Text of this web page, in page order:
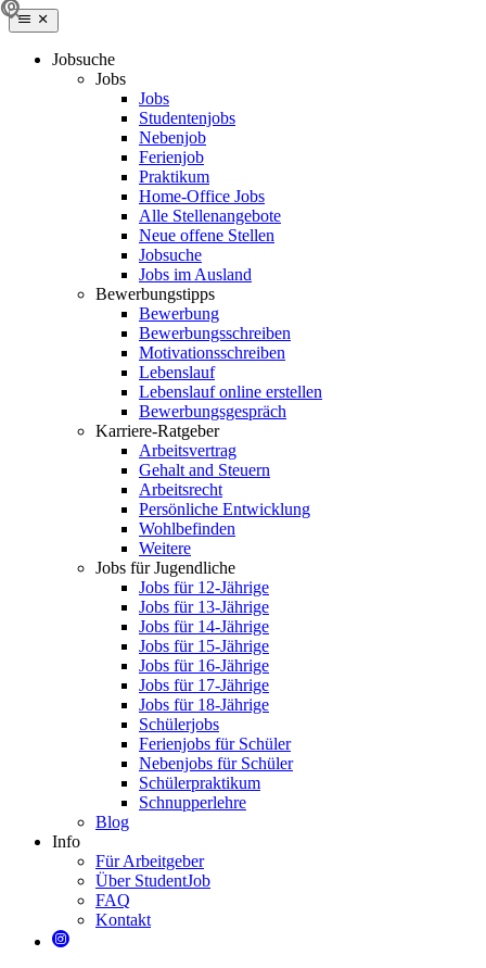
Jobsuche
Jobs
Jobs
Studentenjobs
Nebenjob
Ferienjob
Praktikum
Home-Office Jobs
Alle Stellenangebote
Neue offene Stellen
Jobsuche
Jobs im Ausland
Bewerbungstipps
Bewerbung
Bewerbungsschreiben
Motivationsschreiben
Lebenslauf
Lebenslauf online erstellen
Bewerbungsgespräch
Karriere-Ratgeber
Arbeitsvertrag
Gehalt and Steuern
Arbeitsrecht
Persönliche Entwicklung
Wohlbefinden
Weitere
Jobs für Jugendliche
Jobs für 12-Jährige
Jobs für 13-Jährige
Jobs für 14-Jährige
Jobs für 15-Jährige
Jobs für 16-Jährige
Jobs für 17-Jährige
Jobs für 18-Jährige
Schülerjobs
Ferienjobs für Schüler
Nebenjobs für Schüler
Schülerpraktikum
Schnupperlehre
Blog
Info
Für Arbeitgeber
Über StudentJob
FAQ
Kontakt